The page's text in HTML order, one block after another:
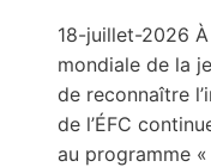
18-juillet-2026
mondiale de la
de reconnaître
de l’ÉFC
au programme